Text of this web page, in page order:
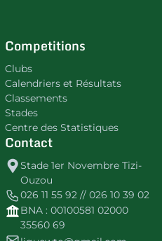
Competitions
Clubs
Calendriers et Résultats
Classements
Stades
Centre des Statistiques
Contact
Stade 1er Novembre Tizi-
Ouzou
026 11 55 92 // 026 10 39 02
BNA : 00100581 02000
35560 69